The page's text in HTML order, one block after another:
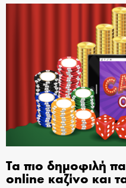
Τα πιο δημοφιλή
online καζίνο και